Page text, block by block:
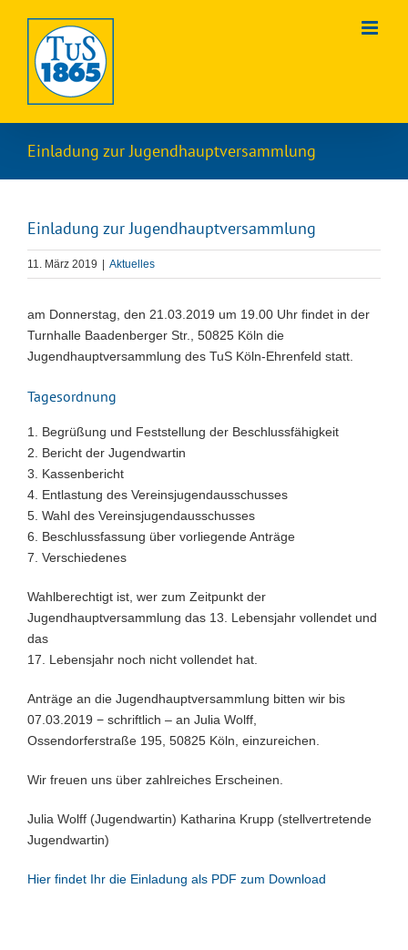
springen
Einladung zur Jugendhauptversammlung
Einladung zur Jugendhauptversammlung
11. März 2019 Aktuelles
am Donnerstag, den 21.03.2019 um 19.00 Uhr findet in der
Turnhalle Baadenberger Str., 50825 Köln die
Jugendhauptversammlung des TuS Köln-Ehrenfeld statt.
Tagesordnung
1. Begrüßung und Feststellung der Beschlussfähigkeit
2. Bericht der Jugendwartin
3. Kassenbericht
4. Entlastung des Vereinsjugendausschusses
5. Wahl des Vereinsjugendausschusses
6. Beschlussfassung über vorliegende Anträge
7. Verschiedenes
Wahlberechtigt ist, wer zum Zeitpunkt der
Jugendhauptversammlung das 13. Lebensjahr vollendet und
das
17. Lebensjahr noch nicht vollendet hat.
Anträge an die Jugendhauptversammlung bitten wir bis
07.03.2019 − schriftlich – an Julia Wolff,
Ossendorferstraße 195, 50825 Köln, einzureichen.
Wir freuen uns über zahlreiches Erscheinen.
Julia Wolff (Jugendwartin) Katharina Krupp (stellvertretende
Jugendwartin)
Hier findet Ihr die Einladung als PDF zum Download